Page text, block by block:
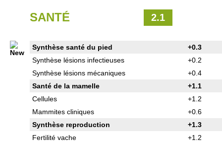
SANTÉ 2.1
Synthèse santé du pied
+0.3
Synthèse lésions infectieuses
+0.2
Synthèse lésions mécaniques
+0.4
Santé de la mamelle
+1.1
Cellules
+1.2
Mammites cliniques
+0.6
Synthèse reproduction
+1.3
Fertilité vache
+1.2